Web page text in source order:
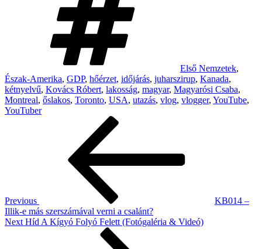
Első Nemzetek,
Észak-Amerika, GDP, hőérzet, időjárás, juharszirup, Kanada,
kétnyelvű, Kovács Róbert, lakosság, magyar, Magyarósi Csaba,
Montreal, őslakos, Toronto, USA, utazás, vlog, vlogger, YouTube,
YouTuber
Previous
KB014 –
Illik-e más szerszámával verni a csalánt?
Next
Next Híd A Kígyó Folyó Felett (Fotógaléria & Videó)